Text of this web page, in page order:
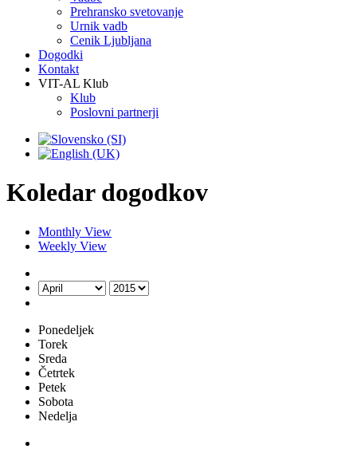
Prehransko svetovanje
Urnik vadb
Cenik Ljubljana
Dogodki
Kontakt
VIT-AL Klub
Klub
Poslovni partnerji
Koledar dogodkov
Monthly View
Weekly View
Ponedeljek
Torek
Sreda
Četrtek
Petek
Sobota
Nedelja